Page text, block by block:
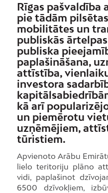
Rīgas pašvaldība
pie tādām
mobilitātes un
publiskās
publiska
paplašināšana,
attīstība,
investora
kā arī
un piemērotu
uzņēmējiem,
tūristiem.
Apvienoto Arābu
lielo teritoriju plāno
vidi, paplašinot
6500 dzīvokļiem,